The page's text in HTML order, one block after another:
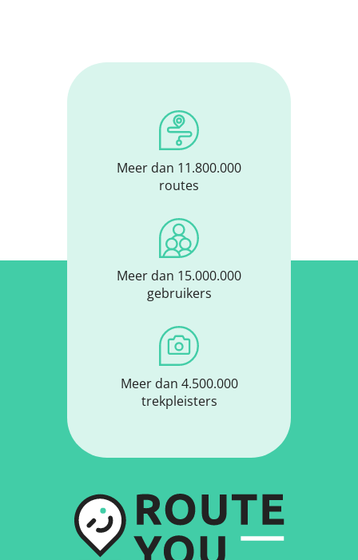
Meer dan 11.800.000
routes
Meer dan 15.000.000
gebruikers
Meer dan 4.500.000
trekpleisters